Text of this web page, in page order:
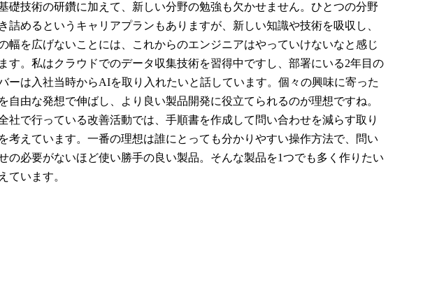
礎技術の研鑽に加えて、新しい分野の勉強も欠かせません。ひとつの分野
詰めるというキャリアプランもありますが、新しい知識や技術を吸収し、
幅を広げないことには、これからのエンジニアはやっていけないなと感じ
す。私はクラウドでのデータ収集技術を習得中ですし、部署にいる2年目の
ーは入社当時からAIを取り入れたいと話しています。個々の興味に寄った
自由な発想で伸ばし、より良い製品開発に役立てられるのが理想ですね。
社で行っている改善活動では、手順書を作成して問い合わせを減らす取り
考えています。一番の理想は誰にとっても分かりやすい操作方法で、問い
の必要がないほど使い勝手の良い製品。そんな製品を1つでも多く作りたい
ています。